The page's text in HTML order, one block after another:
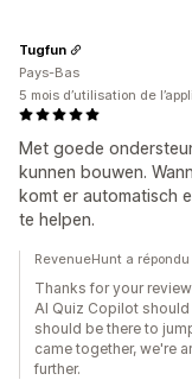
Met goede
kunnen bouwen.
komt er automatisch
te helpen.
Tugfun
Pays-Bas
5 mois d’utilisation de
RevenueHunt a
Thanks for your
AI Quiz Copilot
should be there to
came together, we're
further.